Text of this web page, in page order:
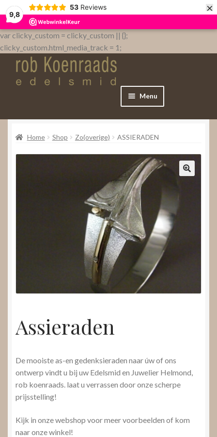
9,8
53 Reviews ×
var clicky_custom = clicky_custom || {};
clicky_custom.html_media_track = 1;
Menu
Home
Submenu
uitvouwen
Home Shop Zo(overige) ASSIERADEN
Assieraden
De mooiste as-en gedenksieraden naar úw of ons
ontwerp vindt u bij uw Edelsmid en Juwelier Helmond,
rob koenraads. laat u verrassen door onze scherpe
prijsstelling!
Kijk in onze webshop voor meer voorbeelden of kom
naar onze winkel!